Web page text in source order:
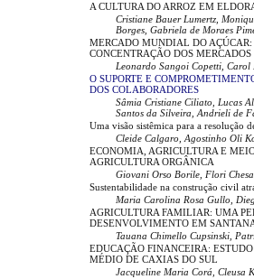
A CULTURA DO ARROZ EM
Cristiane Bauer Lumertz,
Borges, Gabriela de Moraes
MERCADO MUNDIAL DO
CONCENTRAÇÃO DOS
Leonardo Sangoi Copetti,
O SUPORTE E
DOS COLABORADORES
Sâmia Cristiane Ciliato, Lucas
Santos da Silveira, Andrieli de
Uma visão sistêmica para a resolução
Cleide Calgaro, Agostinho Oli
ECONOMIA, AGRICULTURA E
AGRICULTURA ORGÂNICA
Giovani Orso Borile, Flori
Sustentabilidade na construção civil
Maria Carolina Rosa Gullo,
AGRICULTURA FAMILIAR: UMA
DESENVOLVIMENTO EM
Tauana Chimello Cupsinski,
EDUCAÇÃO FINANCEIRA:
MÉDIO DE CAXIAS DO SUL
Jacqueline Maria Corá, Cleusa